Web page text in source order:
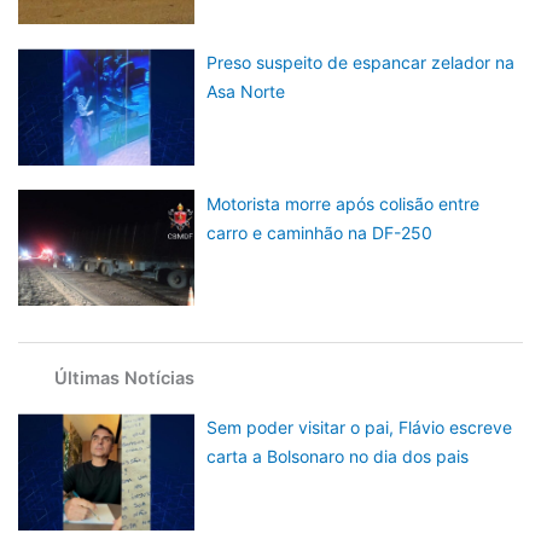
Preso suspeito de espancar zelador na
Asa Norte
Motorista morre após colisão entre
carro e caminhão na DF-250
Últimas Notícias
Sem poder visitar o pai, Flávio escreve
carta a Bolsonaro no dia dos pais